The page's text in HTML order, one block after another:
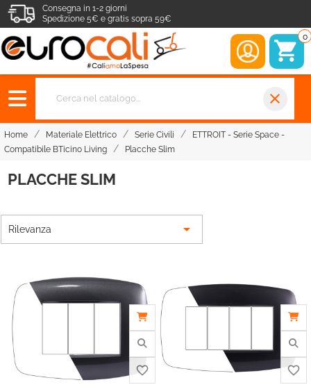
Consegna in 1-2 giorni
Spedizione 5€ e gratis sopra 59€
0
close
Home Materiale Elettrico Serie Civili
ETTROIT - Serie Space -
Compatibile BTicino Living
Placche Slim
PLACCHE SLIM
Rilevanza 